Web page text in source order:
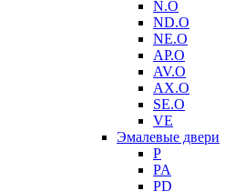
N.O
ND.O
NE.O
AP.O
AV.O
AX.O
SE.O
VE
Эмалевые двери
P
PA
PD